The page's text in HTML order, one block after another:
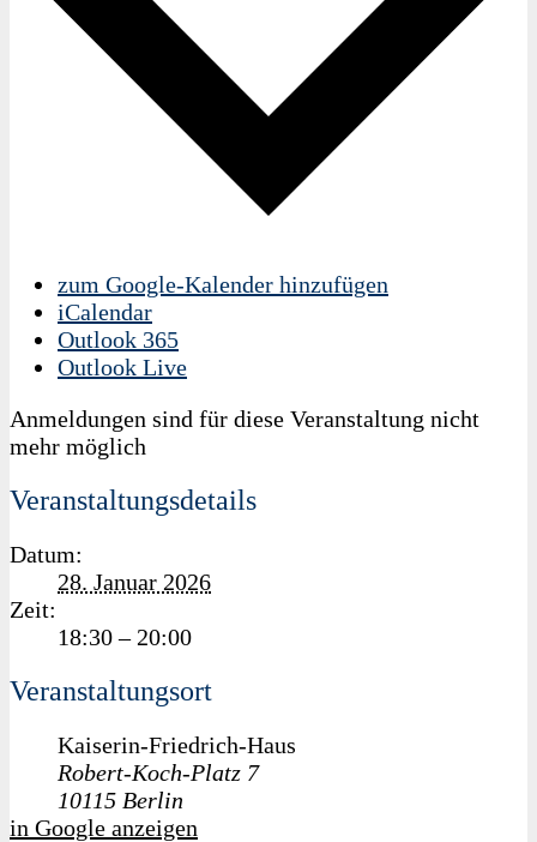
zum Google-Kalender hinzufügen
iCalendar
Outlook 365
Outlook Live
Anmeldungen sind für diese Veranstaltung nicht
mehr möglich
Veranstaltungsdetails
Datum:
28. Januar 2026
Zeit:
18:30 – 20:00
Veranstaltungsort
Kaiserin-Friedrich-Haus
Robert-Koch-Platz 7
10115 Berlin
in Google anzeigen